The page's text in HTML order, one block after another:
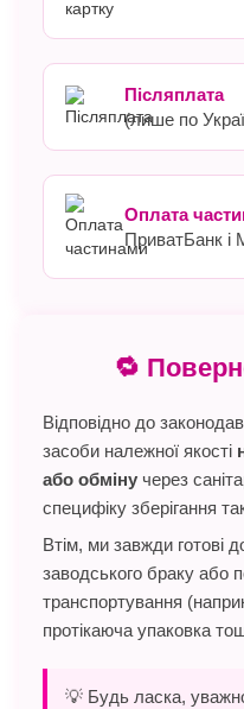
Післяплата
(лише по
Оплата
ПриватБанк і
🔁
Відповідно до
засоби належної якості
або обміну через
специфіку зберігання
Втім, ми завжди готові
заводського браку або
транспортування
протікаюча упаковка
💡 Будь ласка,